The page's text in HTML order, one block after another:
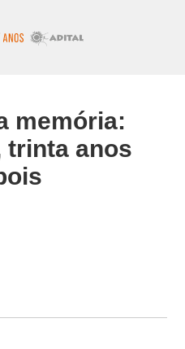
memória:
trinta anos